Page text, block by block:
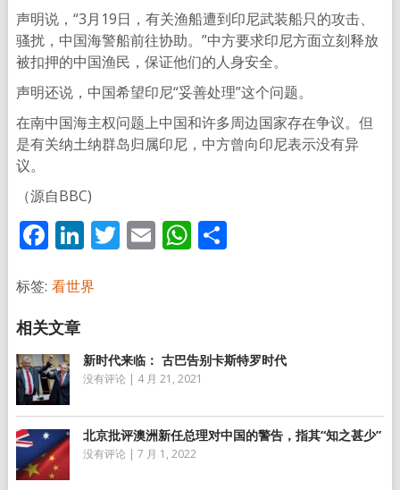
声明说，“3月19日，有关渔船遭到印尼武装船只的攻击、
骚扰，中国海警船前往协助。”中方要求印尼方面立刻释放
被扣押的中国渔民，保证他们的人身安全。
声明还说，中国希望印尼“妥善处理”这个问题。
在南中国海主权问题上中国和许多周边国家存在争议。但
是有关纳土纳群岛归属印尼，中方曾向印尼表示没有异
议。
（源自BBC)
Facebook
LinkedIn
Twitter
EmailWhatsApp
分
标签: 看世界
新时代来临： 古巴告别卡斯特罗时代
没有评论 | 4 月 21, 2021
北京批评澳洲新任总理对中国的警告，指其“知之甚少”
没有评论 | 7 月 1, 2022